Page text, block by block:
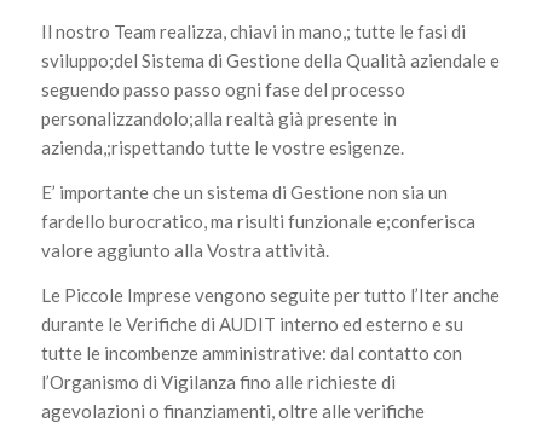
Il nostro Team realizza, chiavi in mano,; tutte le fasi di
sviluppo;del Sistema di Gestione della Qualità aziendale e
seguendo passo passo ogni fase del processo
personalizzandolo;alla realtà già presente in
azienda,;rispettando tutte le vostre esigenze.
E’ importante che un sistema di Gestione non sia un
fardello burocratico, ma risulti funzionale e;conferisca
valore aggiunto alla Vostra attività.
Le Piccole Imprese vengono seguite per tutto l’Iter anche
durante le Verifiche di AUDIT interno ed esterno e su
tutte le incombenze amministrative: dal contatto con
l’Organismo di Vigilanza fino alle richieste di
agevolazioni o finanziamenti, oltre alle verifiche